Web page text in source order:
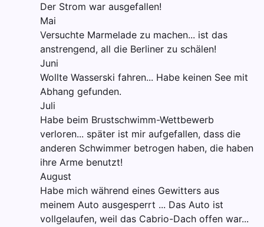
Der Strom war ausgefallen!
Mai
Versuchte Marmelade zu machen... ist das
anstrengend, all die Berliner zu schälen!
Juni
Wollte Wasserski fahren... Habe keinen See mit
Abhang gefunden.
Juli
Habe beim Brustschwimm-Wettbewerb
verloren... später ist mir aufgefallen, dass die
anderen Schwimmer betrogen haben, die haben
ihre Arme benutzt!
August
Habe mich während eines Gewitters aus
meinem Auto ausgesperrt ... Das Auto ist
vollgelaufen, weil das Cabrio-Dach offen war...